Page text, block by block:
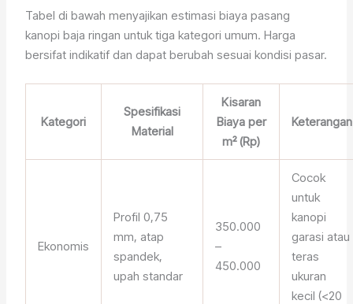
Tabel di bawah menyajikan estimasi biaya pasang
kanopi baja ringan untuk tiga kategori umum. Harga
bersifat indikatif dan dapat berubah sesuai kondisi pasar.
Kategori
Spesifikasi
Material
Kisaran
Biaya per
m² (Rp)
Keterangan
Ekonomis
Profil 0,75
mm, atap
spandek,
upah standar
350.000
–
450.000
Cocok
untuk
kanopi
garasi atau
teras
ukuran
kecil (<20